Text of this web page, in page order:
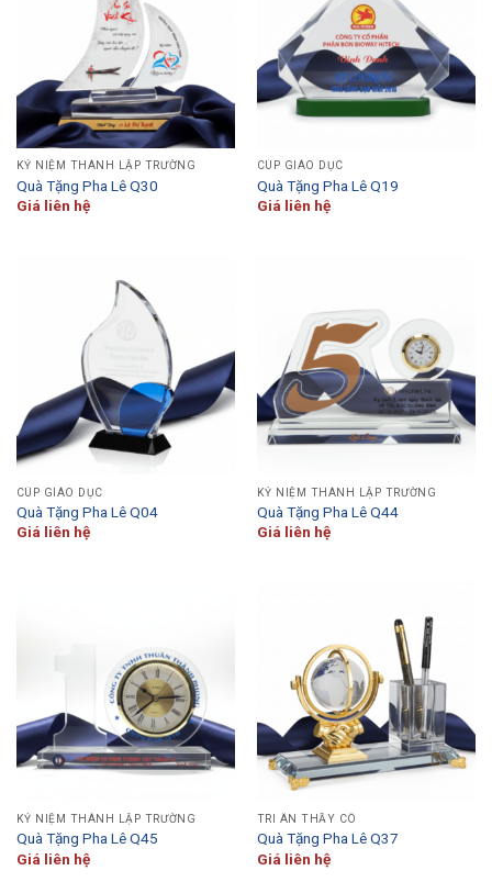
KỶ NIỆM THÀNH LẬP TRƯỜNG
Quà Tặng Pha Lê Q30
Giá liên hệ
CÚP GIÁO DỤC
Quà Tặng Pha Lê Q19
Giá liên hệ
CÚP GIÁO DỤC
Quà Tặng Pha Lê Q04
Giá liên hệ
KỶ NIỆM THÀNH LẬP TRƯỜNG
Quà Tặng Pha Lê Q44
Giá liên hệ
KỶ NIỆM THÀNH LẬP TRƯỜNG
Quà Tặng Pha Lê Q45
Giá liên hệ
TRI ÂN THẦY CÔ
Quà Tặng Pha Lê Q37
Giá liên hệ